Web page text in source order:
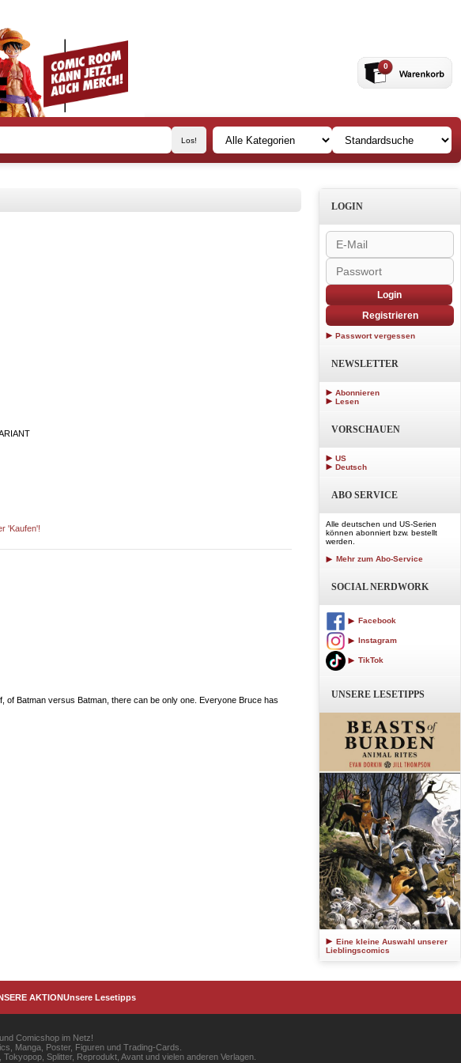
0
'Kaufen'!
Batman versus Batman, there can be only one. Everyone Bruce has
LOGIN
Login
Registrieren
Passwort vergessen
NEWSLETTER
Abonnieren
Lesen
VORSCHAUEN
US
Deutsch
ABO SERVICE
Alle deutschen und US-Serien
können abonniert bzw. bestellt
werden.
Mehr zum Abo-Service
SOCIAL NERDWORK
Facebook
Instagram
TikTok
UNSERE LESETIPPS
Eine kleine Auswahl unserer
Lieblingscomics
AKTIONUnsere Lesetipps
Comicshop im Netz!
Manga, Poster, Figuren und Trading-Cards.
Splitter, Reprodukt, Avant und vielen anderen Verlagen.